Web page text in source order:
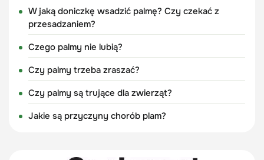
W jaką doniczkę wsadzić palmę? Czy czekać z
przesadzaniem?
Czego palmy nie lubią?
Czy palmy trzeba zraszać?
Czy palmy są trujące dla zwierząt?
Jakie są przyczyny chorób plam?